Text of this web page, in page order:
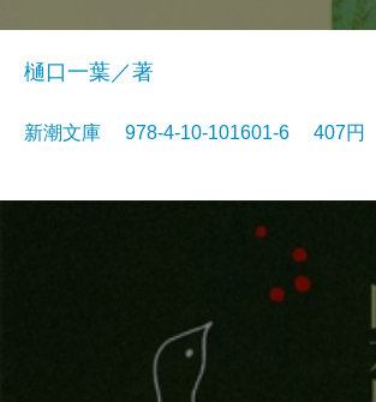
樋口一葉／著
新潮文庫 978-4-10-101601-6 407円